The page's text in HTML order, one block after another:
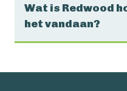
Wat is Redwood
het vandaan?